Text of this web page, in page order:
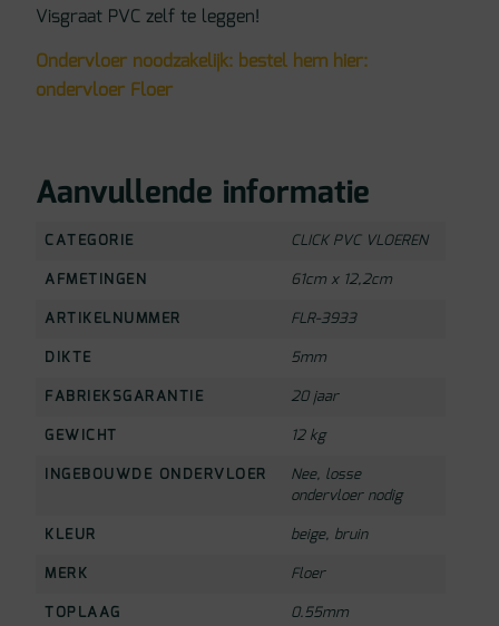
Visgraat PVC zelf te leggen!
Ondervloer noodzakelijk: bestel hem hier:
ondervloer Floer
Aanvullende informatie
CATEGORIE
CLICK PVC VLOEREN
AFMETINGEN
61cm x 12,2cm
ARTIKELNUMMER
FLR-3933
DIKTE
5mm
FABRIEKSGARANTIE
20 jaar
GEWICHT
12 kg
INGEBOUWDE ONDERVLOER
Nee, losse
ondervloer nodig
KLEUR
beige, bruin
MERK
Floer
TOPLAAG
0.55mm